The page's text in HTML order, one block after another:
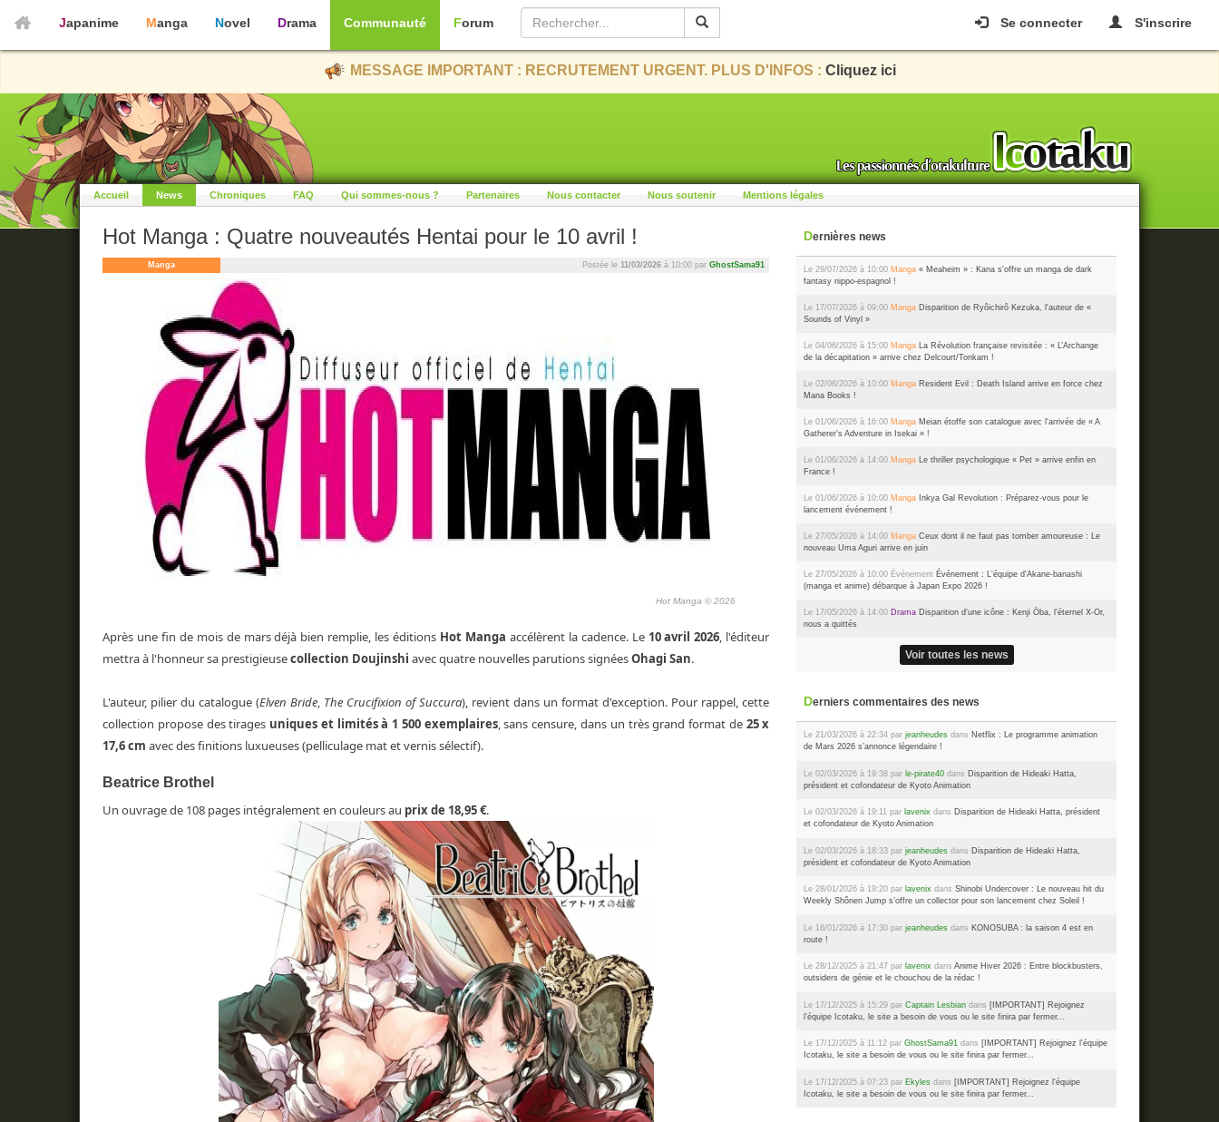
Se connecter S'inscrire
Japanime Manga Novel Drama Communauté Forum
MESSAGE IMPORTANT : RECRUTEMENT URGENT. PLUS D'INFOS : Cliquez ici
Accueil News Chroniques FAQ Qui sommes-nous ? Partenaires Nous contacter Nous soutenir Mentions légales
Hot Manga : Quatre nouveautés Hentai pour le 10 avril !
Manga Postée le11/03/2026 à 10:00 parGhostSama91
Hot Manga © 2026
Après une fin de mois de mars déjà bien remplie, les éditions Hot Manga accélèrent la cadence. Le 10 avril 2026, l'éditeur
mettra à l'honneur sa prestigieusecollection Doujinshi avec quatre nouvelles parutions signéesOhagi San.
L'auteur, pilier du catalogue (Elven Bride, The Crucifixion of Succura), revient dans un format d'exception. Pour rappel, cette
collection propose des tirages uniques et limités à 1 500 exemplaires, sans censure, dans un très grand format de 25 x
17,6 cm avec des finitions luxueuses (pelliculage mat et vernis sélectif).
Beatrice Brothel
Un ouvrage de 108 pages intégralement en couleurs au prix de 18,95 €.
Dernières news
Le 29/07/2026 à 10:00 Manga « Meaheim » : Kana s'offre un manga de dark
fantasy nippo-espagnol !
Le 17/07/2026 à 09:00 Manga Disparition de Ryôichirô Kezuka, l'auteur de «
Sounds of Vinyl »
Le 04/06/2026 à 15:00 Manga La Révolution française revisitée : « L’Archange
de la décapitation » arrive chez Delcourt/Tonkam !
Le 02/06/2026 à 10:00 Manga Resident Evil : Death Island arrive en force chez
Mana Books !
Le 01/06/2026 à 16:00 Manga Meian étoffe son catalogue avec l'arrivée de « A
Gatherer's Adventure in Isekai » !
Le 01/06/2026 à 14:00 Manga Le thriller psychologique « Pet » arrive enfin en
France !
Le 01/06/2026 à 10:00 Manga Inkya Gal Revolution : Préparez-vous pour le
lancement événement !
Le 27/05/2026 à 14:00 Manga Ceux dont il ne faut pas tomber amoureuse : Le
nouveau Uma Aguri arrive en juin
Le 27/05/2026 à 10:00 Événement Événement : L'équipe d'Akane-banashi
(manga et anime) débarque à Japan Expo 2026 !
Le 17/05/2026 à 14:00 Drama Disparition d'une icône : Kenji Ōba, l'éternel X-Or,
nous a quittés
Voir toutes les news
Derniers commentaires des news
Le 21/03/2026 à 22:34 parjeanheudes dans Netflix : Le programme animation
de Mars 2026 s’annonce légendaire !
Le 02/03/2026 à 19:38 par le-pirate40 dans Disparition de Hideaki Hatta,
président et cofondateur de Kyoto Animation
Le 02/03/2026 à 19:11 par lavenix dans Disparition de Hideaki Hatta, président
et cofondateur de Kyoto Animation
Le 02/03/2026 à 18:33 parjeanheudes dans Disparition de Hideaki Hatta,
président et cofondateur de Kyoto Animation
Le 28/01/2026 à 19:20 par lavenix dansShinobi Undercover : Le nouveau hit du
Weekly Shônen Jump s’offre un collector pour son lancement chez Soleil !
Le 16/01/2026 à 17:30 parjeanheudes dans KONOSUBA : la saison 4 est en
route !
Le 28/12/2025 à 21:47 par lavenix dansAnime Hiver 2026 : Entre blockbusters,
outsiders de génie et le chouchou de la rédac !
Le 17/12/2025 à 15:29 parCaptain Lesbian dans [IMPORTANT] Rejoignez
l'équipe Icotaku, le site a besoin de vous ou le site finira par fermer...
Le 17/12/2025 à 11:12 parGhostSama91 dans [IMPORTANT] Rejoignez l'équipe
Icotaku, le site a besoin de vous ou le site finira par fermer...
Le 17/12/2025 à 07:23 par Ekyles dans [IMPORTANT] Rejoignez l'équipe
Icotaku, le site a besoin de vous ou le site finira par fermer...